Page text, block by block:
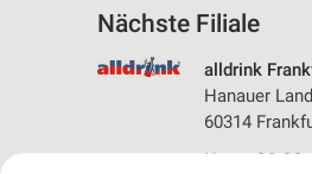
Nächste Filiale
alldrink
Hanauer
60314
Heute 08:00